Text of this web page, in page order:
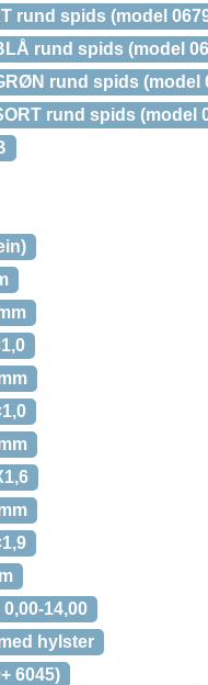
rund spids (model
rund spids (model
rund spids (model
rund spids (model
14,00
hylster
6045)